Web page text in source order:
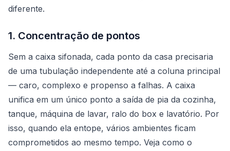
diferente.
1. Concentração de pontos
Sem a caixa sifonada, cada ponto da casa precisaria
de uma tubulação independente até a coluna principal
— caro, complexo e propenso a falhas. A caixa
unifica em um único ponto a saída de pia da cozinha,
tanque, máquina de lavar, ralo do box e lavatório. Por
isso, quando ela entope, vários ambientes ficam
comprometidos ao mesmo tempo. Veja como o